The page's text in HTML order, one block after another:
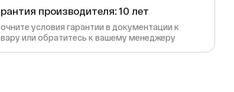
производителя: 10 лет
условия гарантии в документации к
или обратитесь к вашему менеджеру